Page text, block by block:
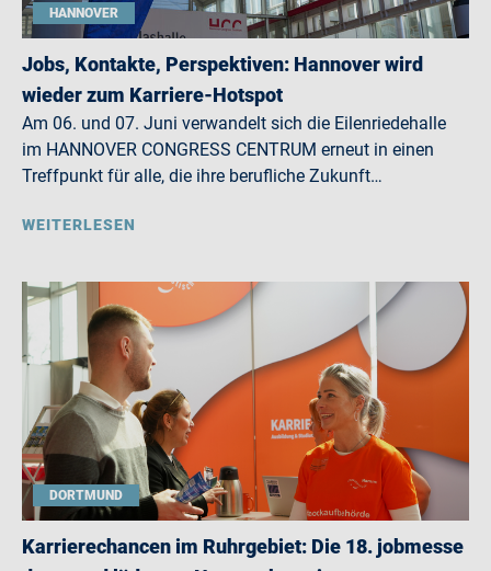
HANNOVER
Jobs, Kontakte, Perspektiven: Hannover wird
wieder zum Karriere-Hotspot
Am 06. und 07. Juni verwandelt sich die Eilenriedehalle
im HANNOVER CONGRESS CENTRUM erneut in einen
Treffpunkt für alle, die ihre berufliche Zukunft…
WEITERLESEN
DORTMUND
Karrierechancen im Ruhrgebiet: Die 18. jobmesse